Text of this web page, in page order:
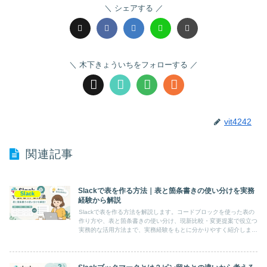
シェアする
木下きょういちをフォローする
vit4242
関連記事
Slack
Slackで表を作る方法｜表と箇条書きの使い分けを実務
経験から解説
Slackで表を作る方法を解説します。コードブロックを使った表の
作り方や、表と箇条書きの使い分け、現新比較・変更提案で役立つ
実務的な活用方法まで、実務経験をもとに分かりやすく紹介しま